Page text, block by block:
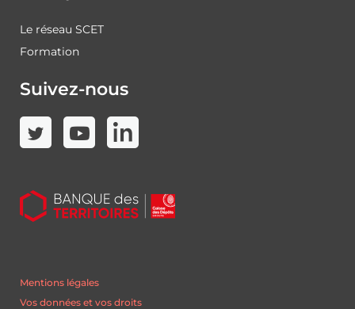
Le réseau SCET
Formation
Suivez-nous
Mentions légales
Vos données et vos droits